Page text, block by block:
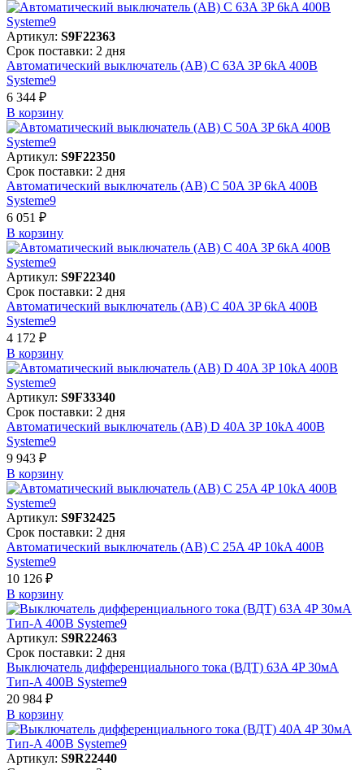
Артикул: S9F22363
Срок поставки: 2 дня
Автоматический выключатель (АВ) C 63A 3P 6kA 400В
Systeme9
6 344 ₽
В корзинy
Артикул: S9F22350
Срок поставки: 2 дня
Автоматический выключатель (АВ) C 50A 3P 6kA 400В
Systeme9
6 051 ₽
В корзинy
Артикул: S9F22340
Срок поставки: 2 дня
Автоматический выключатель (АВ) C 40A 3P 6kA 400В
Systeme9
4 172 ₽
В корзинy
Артикул: S9F33340
Срок поставки: 2 дня
Автоматический выключатель (АВ) D 40A 3P 10kA 400В
Systeme9
9 943 ₽
В корзинy
Артикул: S9F32425
Срок поставки: 2 дня
Автоматический выключатель (АВ) C 25A 4P 10kA 400В
Systeme9
10 126 ₽
В корзинy
Артикул: S9R22463
Срок поставки: 2 дня
Выключатель дифференциального тока (ВДТ) 63A 4P 30мА
Тип-A 400В Systeme9
20 984 ₽
В корзинy
Артикул: S9R22440